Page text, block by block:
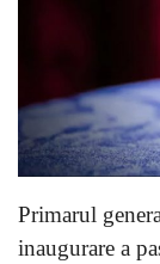
Primarul
inaugurare a